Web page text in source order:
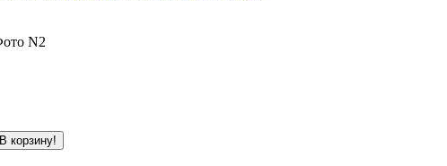
В корзину!